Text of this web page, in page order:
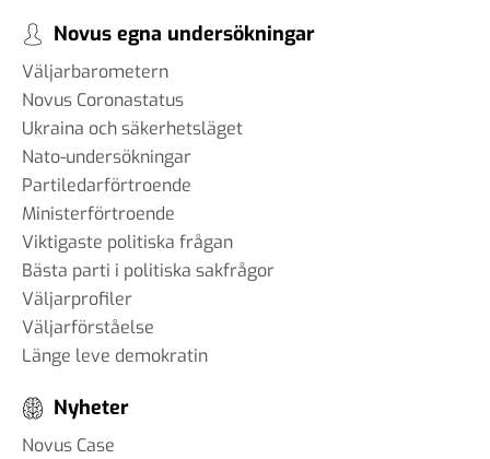
Novus egna undersökningar
Väljarbarometern
Novus Coronastatus
Ukraina och säkerhetsläget
Nato-undersökningar
Partiledarförtroende
Ministerförtroende
Viktigaste politiska frågan
Bästa parti i politiska sakfrågor
Väljarprofiler
Väljarförståelse
Länge leve demokratin
Nyheter
Novus Case